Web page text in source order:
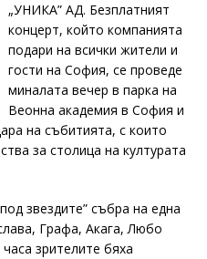
„УНИКА” АД. Безплатният
концерт, който компанията
подари на всички жители и
гости на София, се проведе
миналата вечер в парка на
Веонна академия в София и
на събитията, с които
за столица на културата
звездите” събра на една
Графа, Акага, Любо
зрителите бяха